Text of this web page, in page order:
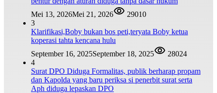
Mei 13, 2026Mei 21, 2026
29010
3
Klarifikasi,Boby bukan bos peti,teryata Boby ketua
koperasi tahta kencana hulu
September 16, 2025September 18, 2025
28024
4
Surat DPO Diduga Formalitas, publik berharap propam
dan Kapolda yang baru periksa si penerbit surat serta
Aph diduga lepaskan DPO